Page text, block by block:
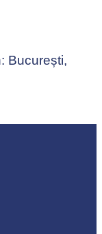
București,